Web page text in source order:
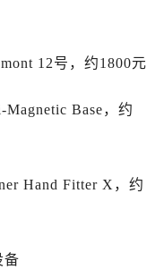
12号，约1800元
Magnetic Base，约
Hand Fitter X，约
备